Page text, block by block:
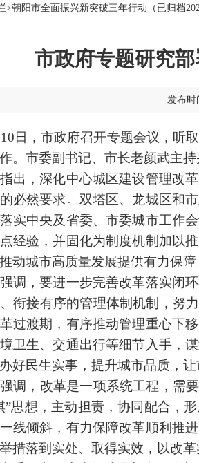
>朝阳市全面振兴新突破三年行动（已归档
市政府专题研究
发布
，市政府召开专题会议，听取
。市委副书记、市长老颜武主持
，深化中心城区建设管理改革
必然要求。双塔区、龙城区和
实中央及省委、市委城市工作
经验，并固化为制度机制加以
动城市高质量发展提供有力保障
，要进一步完善改革落实闭环
衔接有序的管理体制机制，努
过渡期，有序推动管理重心下
卫生、交通出行等细节入手，
好民生实事，提升城市品质，
，改革是一项系统工程，需要
”思想，主动担责，协同配合，
线倾斜，有力保障改革顺利推
措落到实处、取得实效，以改